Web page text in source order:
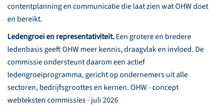
contentplanning en communicatie die laat zien wat OHW doet
en bereikt.
Ledengroei en representativiteit.Een grotere en bredere
ledenbasis geeft OHW meer kennis, draagvlak en invloed. De
commissie ondersteunt daarom een actief
ledengroeiprogramma, gericht op ondernemers uit alle
sectoren, bedrijfsgroottes en kernen. OHW - concept
webteksten commissies - juli 2026